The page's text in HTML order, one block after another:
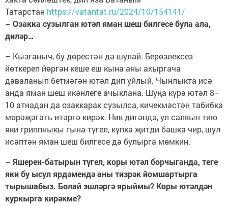
Татарстан https://vatantat.ru/2024/10/154141/
– Озакка сузылган ютәл яман шеш билгесе була ала,
диләр…
– Кызганыч, бу дөрестән дә шулай. Берөзлексез
йөткереп йөргән кеше еш кына аны ахыргача
дәваланып бетмәгән ютәл дип уйлый. Чынлыкта исә
анда яман шеш икәнлеге ачыклана. Шуңа күрә ютәл 8–
10 атнадан да озаккарак сузылса, кичекмәстән табибка
мөрәҗәгать итәргә кирәк. Ник дигәндә, ул салкын тию
яки гриппныкы гына түгел, күпкә җитди башка чир, шул
исәптән яман шеш билгесе дә булырга мөмкин.
– Яшерен-батырын түгел, коры ютәл борчыганда, теге
яки бу ысул ярдәмендә аны тизрәк йомшартырга
тырышабыз. Болай эшләргә ярыймы? Коры ютәлдән
куркырга кирәкме?